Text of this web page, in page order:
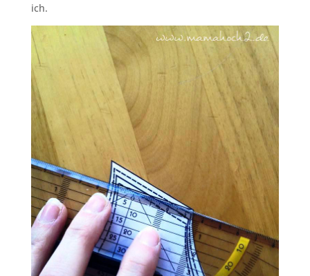
ich.